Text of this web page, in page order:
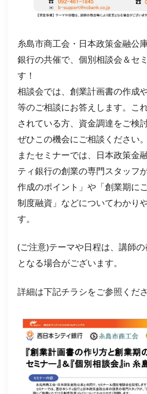
糸島市商工会・日本政策金融公
銀行の共催で、個別相談会＆セ
す！
相談会では、創業計画書の作成
等のご相談にお答えします。こ
されている方、資金調達をご検
ぜひこの機会にご相談ください。
またセミナーでは、日本政策金
ティ銀行の創業の専門スタッフ
作成のポイント」や「創業期に
制度融資」などについてわかり
す。
(ご注意)テーマや日程は、講師
となる場合がございます。
詳細は下記チラシをご参照くださ